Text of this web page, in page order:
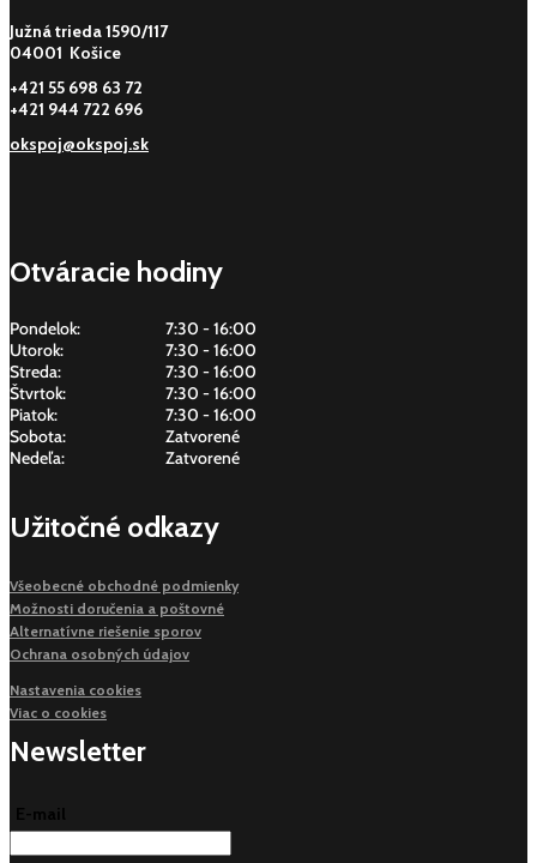
Južná trieda 1590/117
04001 Košice
+421 55 698 63 72
+421 944 722 696
okspoj@okspoj.sk
Otváracie hodiny
Pondelok:
7:30 - 16:00
Utorok:
7:30 - 16:00
Streda:
7:30 - 16:00
Štvrtok:
7:30 - 16:00
Piatok:
7:30 - 16:00
Sobota:
Zatvorené
Nedeľa:
Zatvorené
Užitočné odkazy
Všeobecné obchodné podmienky
Možnosti doručenia a poštovné
Alternatívne riešenie sporov
Ochrana osobných údajov
Nastavenia cookies
Viac o cookies
Newsletter
E-mail